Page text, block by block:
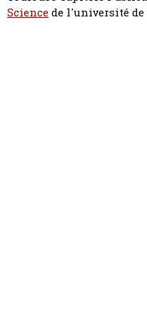
Sciencede l'université